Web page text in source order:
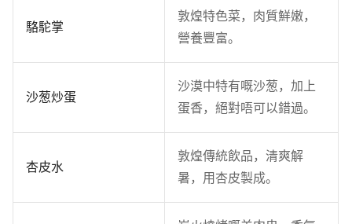
駱駝掌
敦煌特色菜，肉質鮮嫩，
營養豐富。
沙葱炒蛋
沙漠中特有嘅沙葱，加上
蛋香，絕對唔可以錯過。
杏皮水
敦煌傳統飲品，清爽解
暑，用杏皮製成。